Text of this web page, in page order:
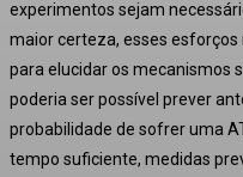
experimentos sejam
maior certeza, esses esforços
para elucidar os mecanismos
poderia ser possível prever
probabilidade de sofrer uma
tempo suficiente, medidas